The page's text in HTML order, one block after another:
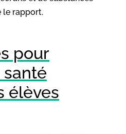
le rapport.
pour
élèves